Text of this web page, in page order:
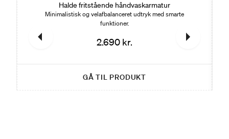
Halde fritstående håndvaskarmatur
Minimalistisk og velafbalanceret udtryk med smarte
funktioner.
2.690 kr.
GÅ TIL PRODUKT